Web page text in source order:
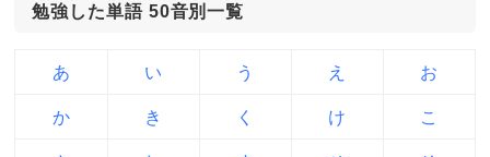
勉強した単語 50音別一覧
あ い う え お
か き く け こ